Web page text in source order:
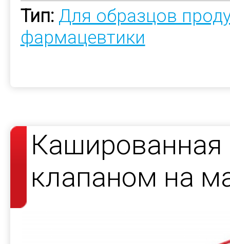
Тип: Для образцов
фармацевтики
Кашированная
клапаном на